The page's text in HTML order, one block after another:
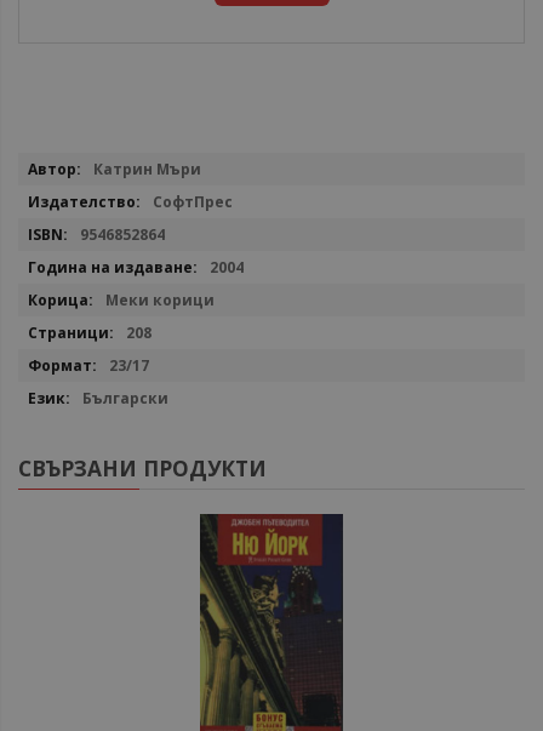
Повече
Катрин Мъри
СофтПрес
9546852864
2004
Меки корици
208
23/17
Български
СВЪРЗАНИ ПРОДУКТИ